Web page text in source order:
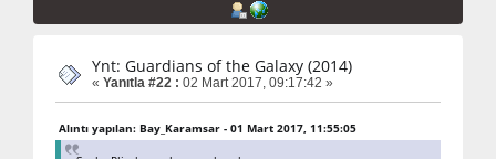
Ynt: Guardians of the Galaxy (2014)
« Yanıtla #22 : 02 Mart 2017, 09:17:42 »
Alıntı yapılan: Bay_Karamsar - 01 Mart 2017, 11:55:05